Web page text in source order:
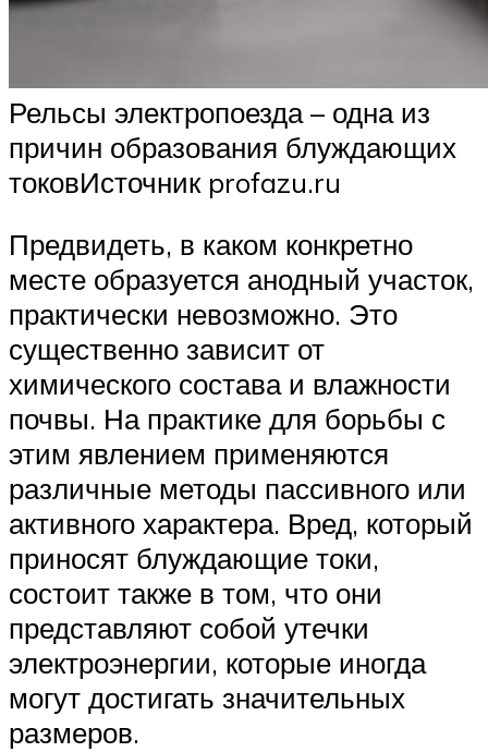
Рельсы электропоезда – одна из
причин образования блуждающих
токовИсточник profazu.ru
Предвидеть, в каком конкретно
месте образуется анодный участок,
практически невозможно. Это
существенно зависит от
химического состава и влажности
почвы. На практике для борьбы с
этим явлением применяются
различные методы пассивного или
активного характера. Вред, который
приносят блуждающие токи,
состоит также в том, что они
представляют собой утечки
электроэнергии, которые иногда
могут достигать значительных
размеров.